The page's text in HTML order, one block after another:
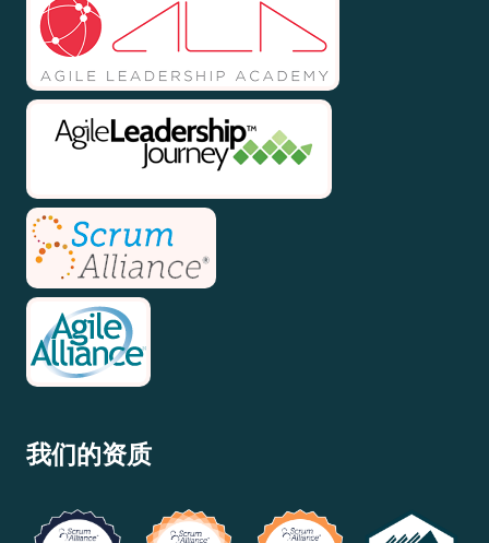
我们的资质